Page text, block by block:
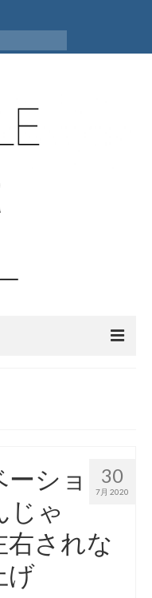
30
7月 2020
ショ
じゃ
右されな
げ